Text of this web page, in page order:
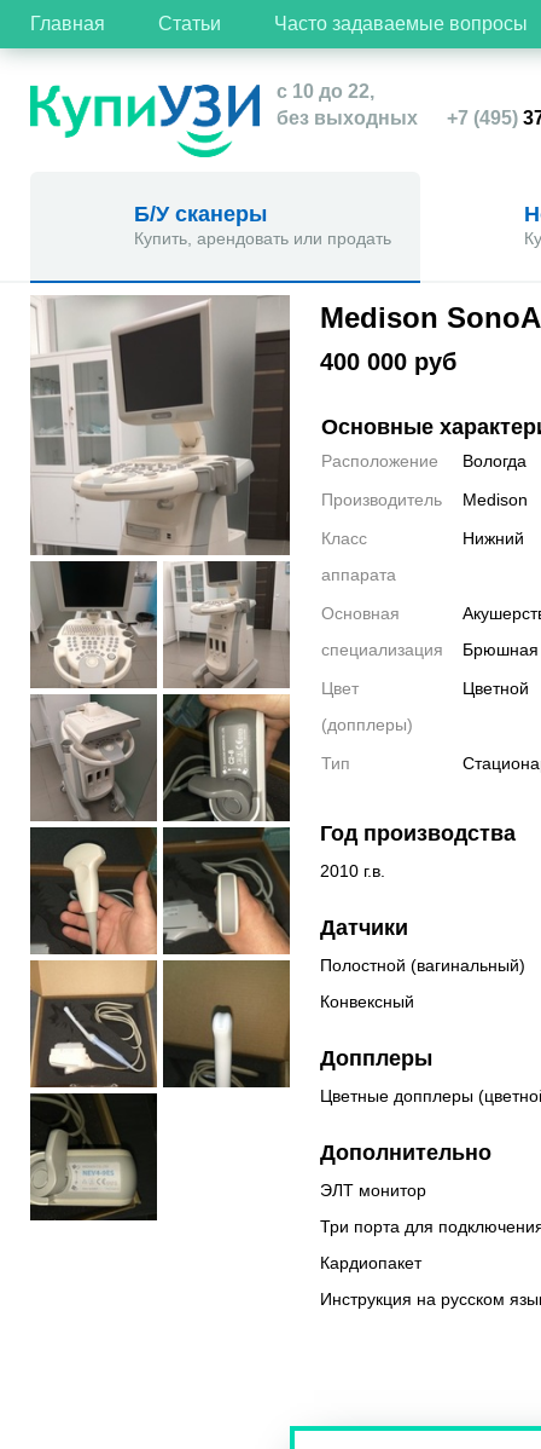
Главная Статьи Часто задаваемые вопросы
с 10 до 22,
без выходных
+7 (495)
Б/У сканеры
Купить, арендовать или продать
Medison
400 000 руб
Основные
Расположение
Вологда
Производитель
Medison
Класс
аппарата
Нижний
Основная
специализация
Брюшная
Цвет
(допплеры)
Цветной
Тип
Год производства
2010 г.в.
Датчики
Полостной (вагинальный)
Конвексный
Допплеры
Цветные допплеры
Дополнительно
ЭЛТ монитор
Три порта для
Кардиопакет
Инструкция на русском